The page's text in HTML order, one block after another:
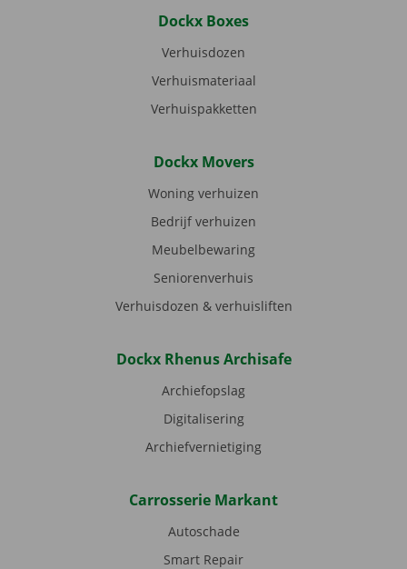
Dockx Boxes
Verhuisdozen
Verhuismateriaal
Verhuispakketten
Dockx Movers
Woning verhuizen
Bedrijf verhuizen
Meubelbewaring
Seniorenverhuis
Verhuisdozen & verhuisliften
Dockx Rhenus Archisafe
Archiefopslag
Digitalisering
Archiefvernietiging
Carrosserie Markant
Autoschade
Smart Repair